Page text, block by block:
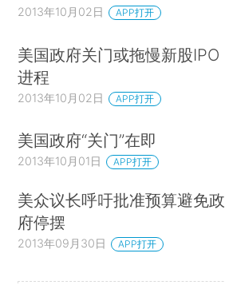
2013年10月02日 APP打开
美国政府关门或拖慢新股IPO
进程
2013年10月02日 APP打开
美国政府“关门”在即
2013年10月01日 APP打开
美众议长呼吁批准预算避免政
府停摆
2013年09月30日 APP打开